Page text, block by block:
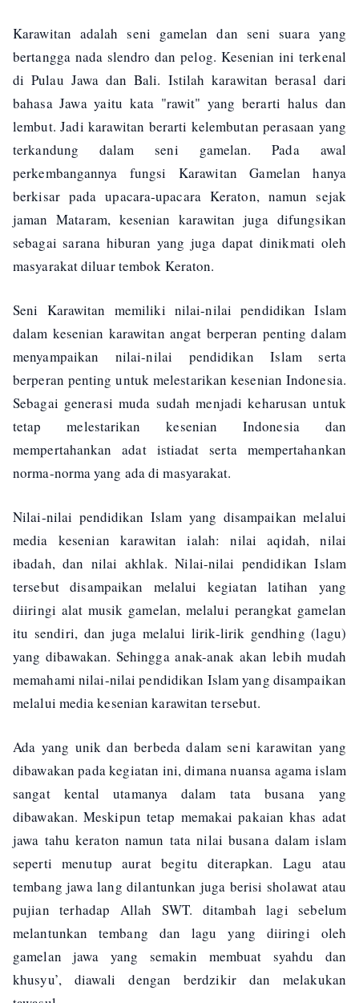
Karawitan adalah seni gamelan dan seni suara yang
bertangga nada slendro dan pelog. Kesenian ini terkenal
di Pulau Jawa dan Bali. Istilah karawitan berasal dari
bahasa Jawa yaitu kata "rawit" yang berarti halus dan
lembut. Jadi karawitan berarti kelembutan perasaan yang
terkandung dalam seni gamelan. Pada awal
perkembangannya fungsi Karawitan Gamelan hanya
berkisar pada upacara-upacara Keraton, namun sejak
jaman Mataram, kesenian karawitan juga difungsikan
sebagai sarana hiburan yang juga dapat dinikmati oleh
masyarakat diluar tembok Keraton.
Seni Karawitan memiliki nilai-nilai pendidikan Islam
dalam kesenian karawitan angat berperan penting dalam
menyampaikan nilai-nilai pendidikan Islam serta
berperan penting untuk melestarikan kesenian Indonesia.
Sebagai generasi muda sudah menjadi keharusan untuk
tetap melestarikan kesenian Indonesia dan
mempertahankan adat istiadat serta mempertahankan
norma-norma yang ada di masyarakat.
Nilai-nilai pendidikan Islam yang disampaikan melalui
media kesenian karawitan ialah: nilai aqidah, nilai
ibadah, dan nilai akhlak. Nilai-nilai pendidikan Islam
tersebut disampaikan melalui kegiatan latihan yang
diiringi alat musik gamelan, melalui perangkat gamelan
itu sendiri, dan juga melalui lirik-lirik gendhing (lagu)
yang dibawakan. Sehingga anak-anak akan lebih mudah
memahami nilai-nilai pendidikan Islam yang disampaikan
melalui media kesenian karawitan tersebut.
Ada yang unik dan berbeda dalam seni karawitan yang
dibawakan pada kegiatan ini, dimana nuansa agama islam
sangat kental utamanya dalam tata busana yang
dibawakan. Meskipun tetap memakai pakaian khas adat
jawa tahu keraton namun tata nilai busana dalam islam
seperti menutup aurat begitu diterapkan. Lagu atau
tembang jawa lang dilantunkan juga berisi sholawat atau
pujian terhadap Allah SWT. ditambah lagi sebelum
melantunkan tembang dan lagu yang diiringi oleh
gamelan jawa yang semakin membuat syahdu dan
khusyu’, diawali dengan berdzikir dan melakukan